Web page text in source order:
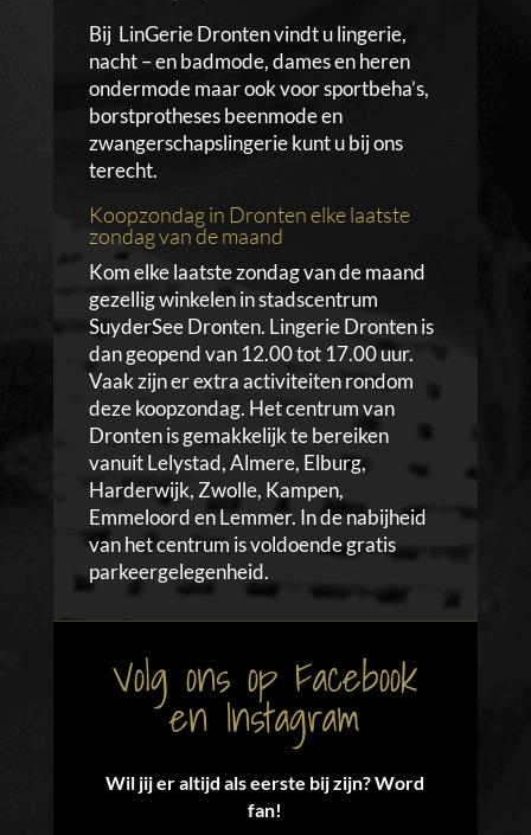
Bij LinGerie Dronten vindt u lingerie,
nacht – en badmode, dames en heren
ondermode maar ook voor sportbeha’s,
borstprotheses beenmode en
zwangerschapslingerie kunt u bij ons
terecht.
Koopzondag in Dronten elke laatste
zondag van de maand
Kom elke laatste zondag van de maand
gezellig winkelen in stadscentrum
SuyderSee Dronten. Lingerie Dronten is
dan geopend van 12.00 tot 17.00 uur.
Vaak zijn er extra activiteiten rondom
deze koopzondag. Het centrum van
Dronten is gemakkelijk te bereiken
vanuit Lelystad, Almere, Elburg,
Harderwijk, Zwolle, Kampen,
Emmeloord en Lemmer. In de nabijheid
van het centrum is voldoende gratis
parkeergelegenheid.
Volg ons op Facebook
en Instagram
Wil jij er altijd als eerste bij zijn? Word
fan!